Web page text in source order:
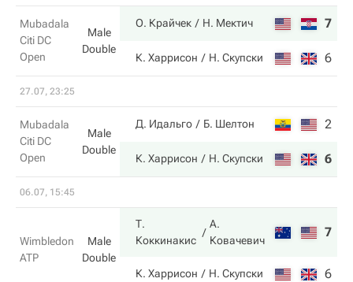
Mubadala
Citi DC
Open
Male
Double
О. Крайчек Н. Мектич 7
К. Харрисон Н. Скупски 6
27.07, 23:25
Mubadala
Citi DC
Open
Male
Double
Д. Идальго Б. Шелтон 2
К. Харрисон Н. Скупски 6
06.07, 15:45
Wimbledon
ATP
Male
Double
Т.
Коккинакис
А.
Ковачевич
7
К. Харрисон Н. Скупски 6